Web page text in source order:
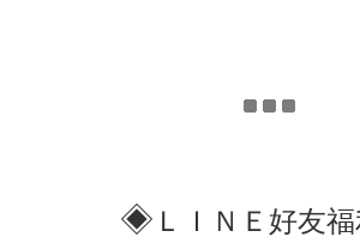
◈ ＬＩＮＥ好友